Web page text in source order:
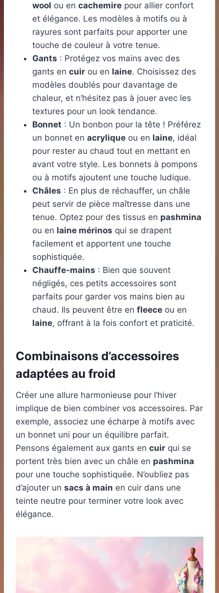
wool ou en cachemire pour allier confort
et élégance. Les modèles à motifs ou à
rayures sont parfaits pour apporter une
touche de couleur à votre tenue.
Gants : Protégez vos mains avec des
gants en cuir ou en laine. Choisissez des
modèles doublés pour davantage de
chaleur, et n’hésitez pas à jouer avec les
textures pour un look tendance.
Bonnet : Un bonbon pour la tête ! Préférez
un bonnet en acrylique ou en laine, idéal
pour rester au chaud tout en mettant en
avant votre style. Les bonnets à pompons
ou à motifs ajoutent une touche ludique.
Châles : En plus de réchauffer, un châle
peut servir de pièce maîtresse dans une
tenue. Optez pour des tissus en pashmina
ou en laine mérinos qui se drapent
facilement et apportent une touche
sophistiquée.
Chauffe-mains : Bien que souvent
négligés, ces petits accessoires sont
parfaits pour garder vos mains bien au
chaud. Ils peuvent être en fleece ou en
laine, offrant à la fois confort et praticité.
Combinaisons d’accessoires
adaptées au froid
Créer une allure harmonieuse pour l’hiver
implique de bien combiner vos accessoires. Par
exemple, associez une écharpe à motifs avec
un bonnet uni pour un équilibre parfait.
Pensons également aux gants en cuir qui se
portent très bien avec un châle en pashmina
pour une touche sophistiquée. N’oubliez pas
d’ajouter un sacs à main en cuir dans une
teinte neutre pour terminer votre look avec
élégance.